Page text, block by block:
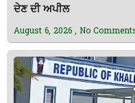
ਦੇਣ ਦੀ ਅਪੀਲ
August 6, 2026 No